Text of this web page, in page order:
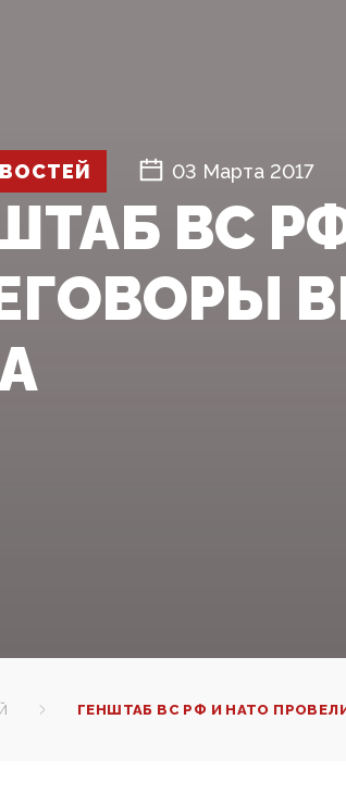
03 Марта 2017
ВС
ГЕНШТАБ ВС РФ И НАТО